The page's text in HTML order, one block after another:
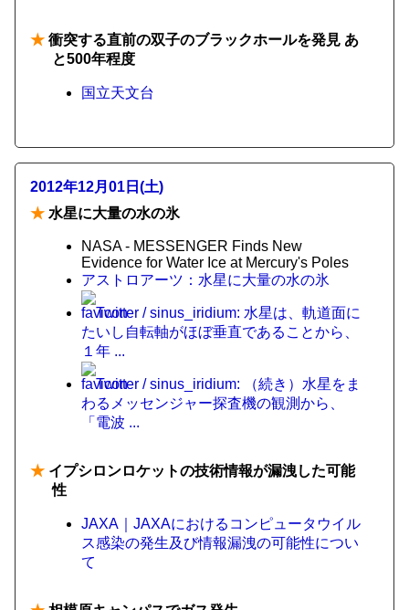
★ 衝突する直前の双子のブラックホールを発見 あ
と500年程度
国立天文台
2012年12月01日(土)
★ 水星に大量の水の氷
NASA - MESSENGER Finds New
Evidence for Water Ice at Mercury's Poles
アストロアーツ：水星に大量の水の氷
Twitter / sinus_iridium: 水星は、軌道面に
たいし自転軸がほぼ垂直であることから、
１年 ...
Twitter / sinus_iridium: （続き）水星をま
わるメッセンジャー探査機の観測から、
「電波 ...
★ イプシロンロケットの技術情報が漏洩した可能
性
JAXA｜JAXAにおけるコンピュータウイル
ス感染の発生及び情報漏洩の可能性につい
て